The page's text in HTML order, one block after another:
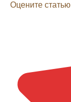
Оцените статью